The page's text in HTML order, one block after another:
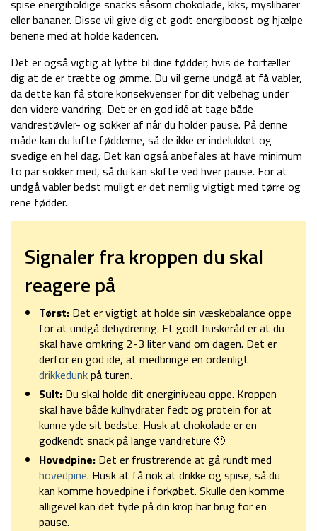
spise energiholdige snacks såsom chokolade, kiks, myslibarer
eller bananer. Disse vil give dig et godt energiboost og hjælpe
benene med at holde kadencen.
Det er også vigtig at lytte til dine fødder, hvis de fortæller
dig at de er trætte og ømme. Du vil gerne undgå at få vabler,
da dette kan få store konsekvenser for dit velbehag under
den videre vandring. Det er en god idé at tage både
vandrestøvler- og sokker af når du holder pause. På denne
måde kan du lufte fødderne, så de ikke er indelukket og
svedige en hel dag. Det kan også anbefales at have minimum
to par sokker med, så du kan skifte ved hver pause. For at
undgå vabler bedst muligt er det nemlig vigtigt med tørre og
rene fødder.
Signaler fra kroppen du skal
reagere på
Tørst: Det er vigtigt at holde sin væskebalance oppe
for at undgå dehydrering. Et godt huskeråd er at du
skal have omkring 2-3 liter vand om dagen. Det er
derfor en god ide, at medbringe en ordenligt
drikkedunkpå turen.
Sult: Du skal holde dit energiniveau oppe. Kroppen
skal have både kulhydrater fedt og protein for at
kunne yde sit bedste. Husk at chokolade er en
godkendt snack på lange vandreture 🙂
Hovedpine: Det er frustrerende at gå rundt med
hovedpine. Husk at få nok at drikke og spise, så du
kan komme hovedpine i forkøbet. Skulle den komme
alligevel kan det tyde på din krop har brug for en
pause.